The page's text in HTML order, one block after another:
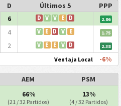
D Últimos 5 PPP
6 D V V E D 2.06
4 V E D V E 1.75
2 V E E V D 2.38
Ventaja Local -6%
AEM PSM
66%
(21 / 32 Partidos)
13%
(4 / 32 Partidos)